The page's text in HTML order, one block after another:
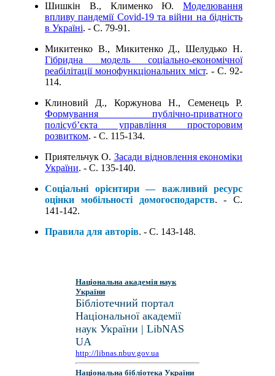
Шишкін В., Клименко Ю. Моделювання
впливу пандемії Covid-19 та війни на бідність
в Україні. - C. 79-91.
Микитенко В., Микитенко Д., Шелудько Н.
Гібридна модель соціально-економічної
реабілітації монофункціональних міст. - C. 92-
114.
Клиновий Д., Коржунова Н., Семенець Р.
Формування публічно-приватного
полісуб’єкта управління просторовим
розвитком. - C. 115-134.
Приятельчук О. Засади відновлення економіки
України. - C. 135-140.
Соціальні орієнтири — важливий ресурс
оцінки мобільності домогосподарств. - C.
141-142.
Правила для авторів. - C. 143-148.
Національна академія наук
України
Бібліотечний портал
Національної академії
наук України | LibNAS
UA
http://libnas.nbuv.gov.ua
Національна бібліотека України